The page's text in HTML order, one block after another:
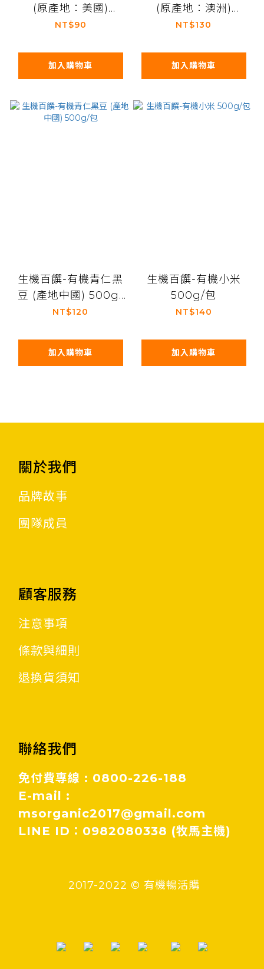
(原產地：美國)
500g/包
NT$90
加入購物車
(原產地：澳洲)
500g/包
NT$130
加入購物車
生機百饌-有機青仁黑
豆 (產地中國) 500g/
包
NT$120
加入購物車
生機百饌-有機小米
500g/包
NT$140
加入購物車
關於我們
品牌故事
團隊成員
顧客服務
注意事項
條款與細則
退換貨須知
聯絡我們
免付費專線 : 0800-226-188
E-mail :
msorganic2017@gmail.com
LINE ID：0982080338 (牧馬主機)
2017-2022 © 有機暢活購